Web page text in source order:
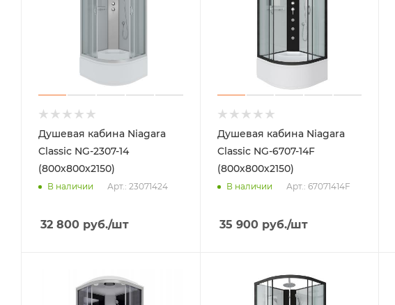
Душевая кабина Niagara
Classic NG-2307-14
(800х800х2150)
В наличии Арт.: 23071424
32 800 руб./шт
Душевая кабина Niagara
Classic NG-6707-14F
(800х800х2150)
В наличии Арт.: 67071414F
35 900руб./шт